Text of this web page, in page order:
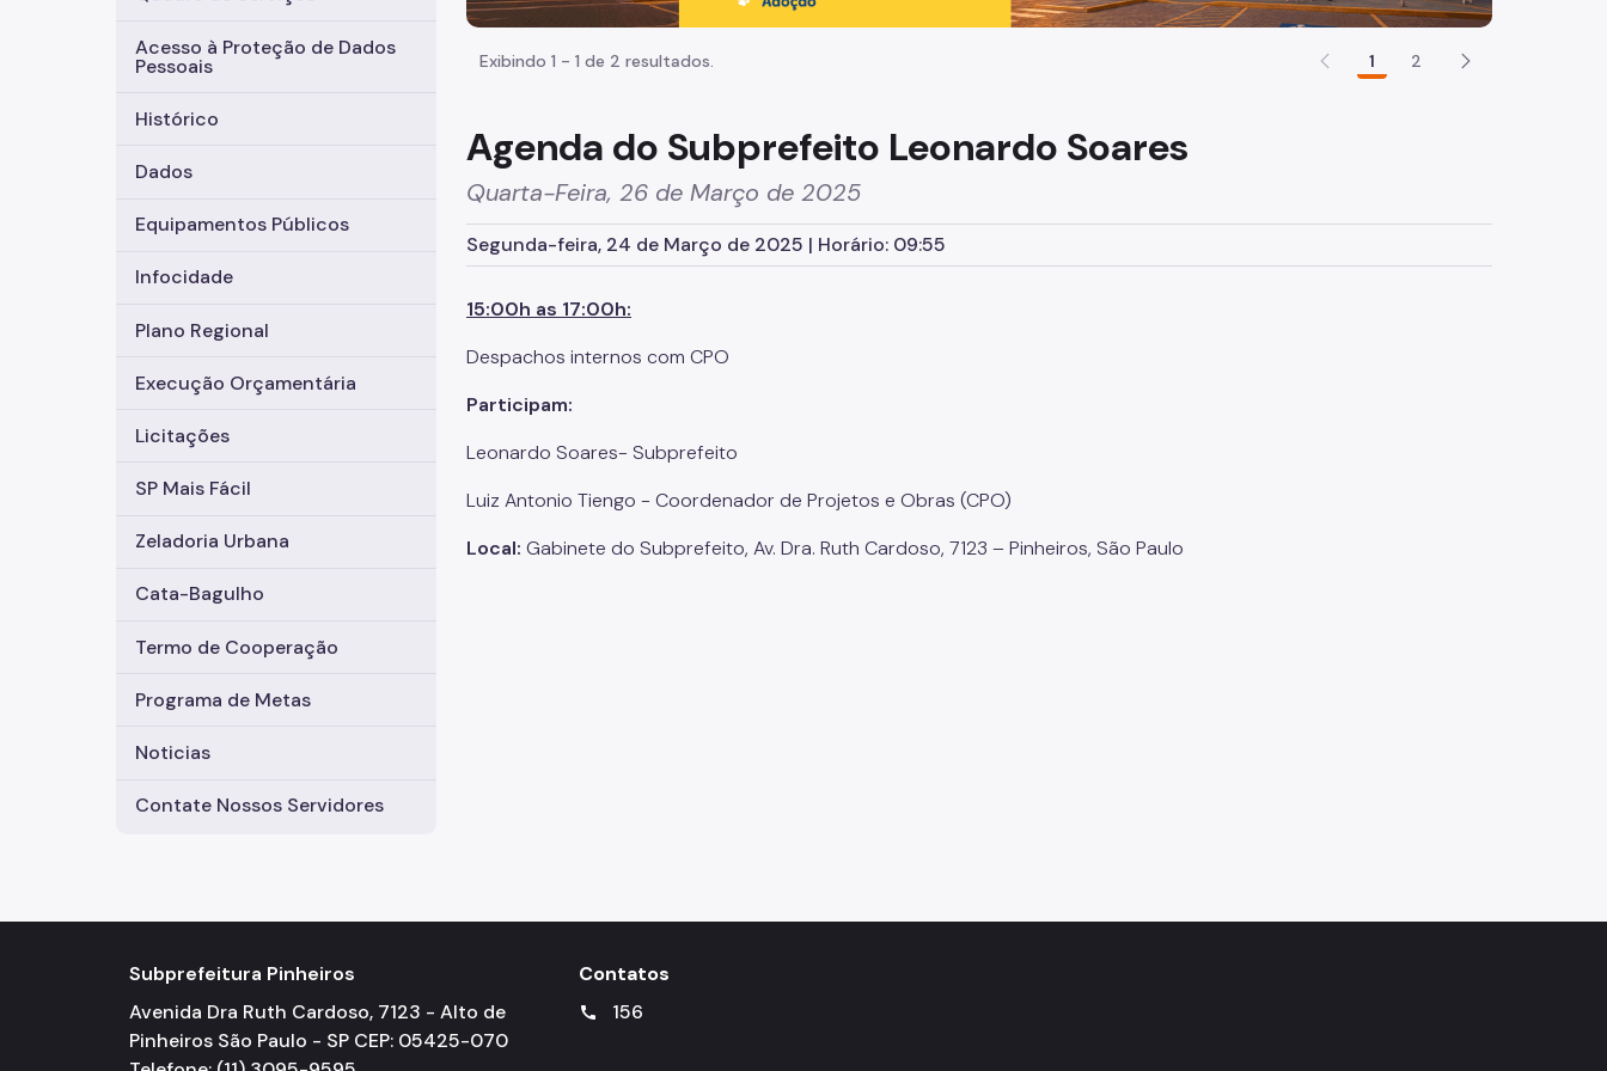
Acesso à Proteção de Dados
Pessoais
Histórico
Dados
Equipamentos Públicos
Infocidade
Plano Regional
Execução Orçamentária
Licitações
SP Mais Fácil
Zeladoria Urbana
Cata-Bagulho
Termo de Cooperação
Programa de Metas
Noticias
Contate Nossos Servidores
Exibindo 1 - 1 de 2 resultados. 1 2
Agenda do Subprefeito Leonardo Soares
Quarta-Feira, 26 de Março de 2025
Segunda-feira, 24 de Março de 2025 | Horário: 09:55
15:00h as 17:00h:
Despachos internos com CPO
Participam:
Leonardo Soares- Subprefeito
Luiz Antonio Tiengo - Coordenador de Projetos e Obras (CPO)
Local: Gabinete do Subprefeito, Av. Dra. Ruth Cardoso, 7123 – Pinheiros, São Paulo
Subprefeitura Pinheiros
Avenida Dra Ruth Cardoso, 7123 - Alto de
Pinheiros São Paulo - SP CEP: 05425-070
Contatos
call 156